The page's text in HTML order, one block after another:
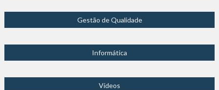
Gestão de Qualidade
Informática
Vídeos